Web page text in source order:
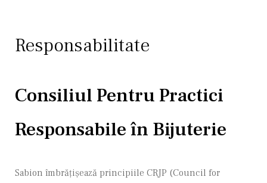
Responsabilitate
Consiliul Pentru Practici
Responsabile în Bijuterie
Sabion îmbrățișează principiile CRJP (Council for